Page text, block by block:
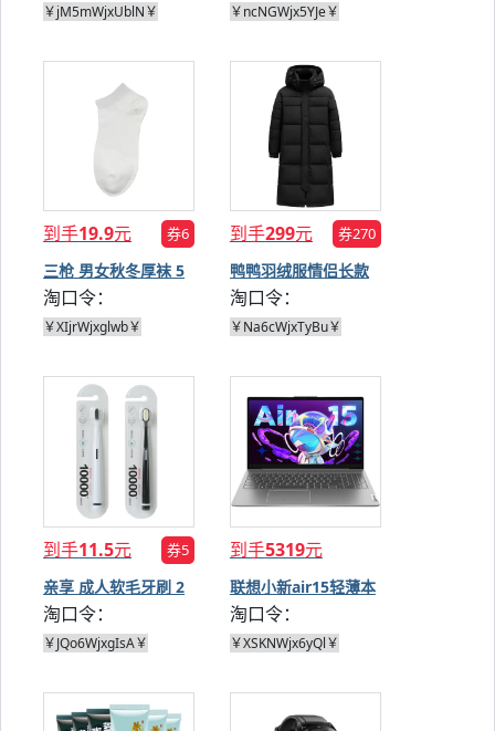
￥jM5mWjxUblN￥ ￥ncNGWjx5YJe￥
到手19.9元 券6
三枪 男女秋冬厚袜 5
双
淘口令：
￥XIjrWjxglwb￥
到手299元 券270
鸭鸭羽绒服情侣长款
外套
淘口令：
￥Na6cWjxTyBu￥
到手11.5元 券5
亲享 成人软毛牙刷 2
支
淘口令：
￥JQo6WjxgIsA￥
到手5319元
联想小新air15轻薄本
淘口令：
￥XSKNWjx6yQl￥